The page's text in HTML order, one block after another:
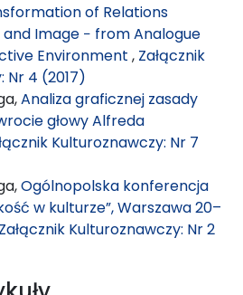
of Relations
Image − from Analogue
Environment , Załącznik
Nr 4 (2017)
Analiza graficznej zasady
głowy Alfreda
Kulturoznawczy: Nr 7
Ogólnopolska konferencja
w kulturze”, Warszawa 20–
Załącznik Kulturoznawczy: Nr 2